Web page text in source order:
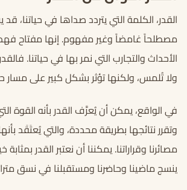
القدر، الكلمة التي يتردد صداها في حياتنا، قد
مصطلحاً غامضاً وغير مفهوم. إنها مفتاح
الأحداث والتجارب التي نمر بها في حياتنا.
ولا تُلمس، ولكنها تؤثر بشكل كبير على مسار
في الواقع، يمكن أن يُعرَّف القدر بأنه القوة
وتقرر نتائجها بطريقة محددة، والتي يُعتَقَد
مصائرنا وقراراتنا. يمكننا أن نعتبر القدر
ينسج ماضينا وحاضرنا ومستقبلنا في نسق